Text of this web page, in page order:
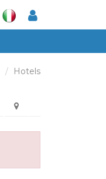
Hotels